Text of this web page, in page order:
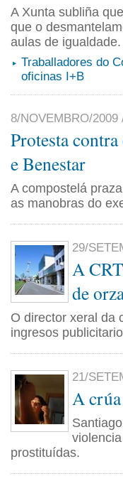
A Xunta subliña
que o
aulas de igualdade.
Traballadores do
oficinas I+B
8/NOVEMBRO/2009
Protesta
e Benestar
A compostelá
as manobras do
29/
A
de
O director xeral da
ingresos
21/
A
prostituídas.